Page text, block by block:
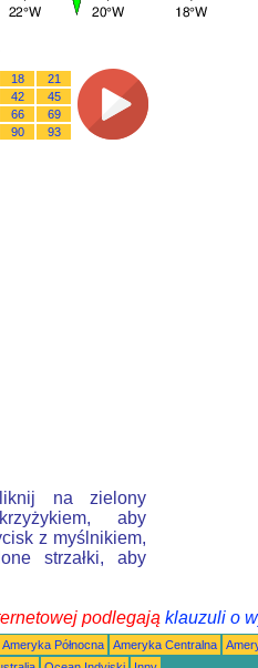
18
21
42
45
66
69
90 93
na zielony
aby
z myślnikiem,
strzałki, aby
podlegają klauzuli o
Ameryka Północna Ameryka Centralna